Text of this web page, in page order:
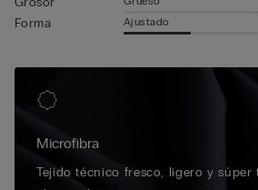
Forma Ajustado
Microfibra
Tejido técnico fresco, ligero y súper